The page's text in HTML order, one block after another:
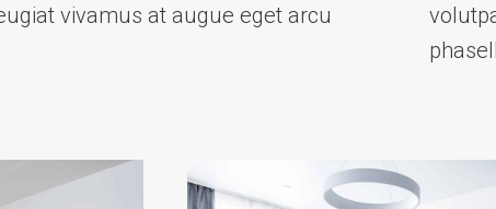
vivamus at augue eget arcu